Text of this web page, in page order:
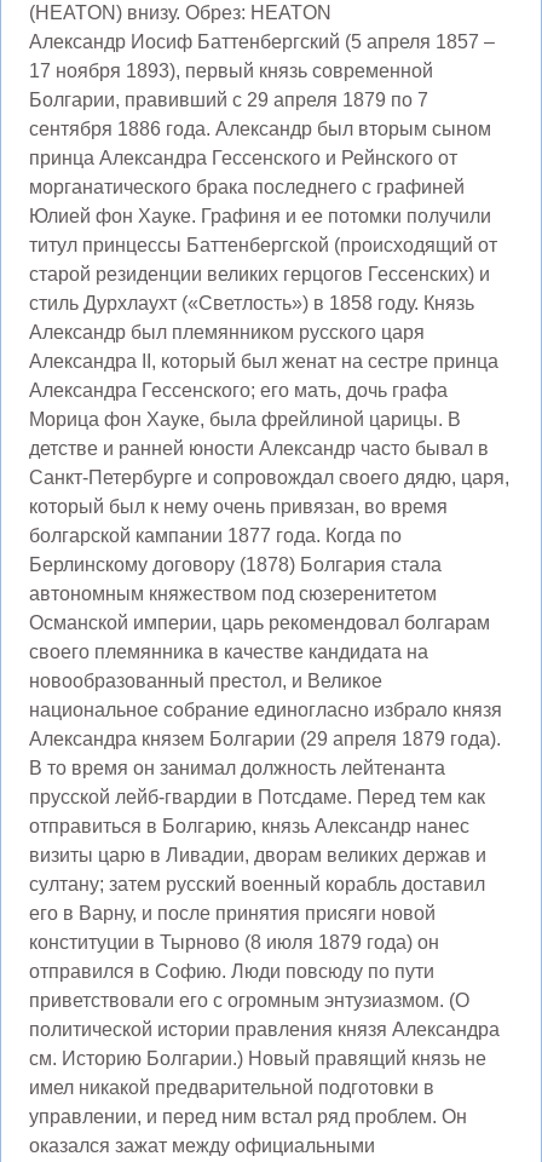
(HEATON) внизу. Обрез: HEATON
Александр Иосиф Баттенбергский (5 апреля 1857 –
17 ноября 1893), первый князь современной
Болгарии, правивший с 29 апреля 1879 по 7
сентября 1886 года. Александр был вторым сыном
принца Александра Гессенского и Рейнского от
морганатического брака последнего с графиней
Юлией фон Хауке. Графиня и ее потомки получили
титул принцессы Баттенбергской (происходящий от
старой резиденции великих герцогов Гессенских) и
стиль Дурхлаухт («Светлость») в 1858 году. Князь
Александр был племянником русского царя
Александра II, который был женат на сестре принца
Александра Гессенского; его мать, дочь графа
Морица фон Хауке, была фрейлиной царицы. В
детстве и ранней юности Александр часто бывал в
Санкт-Петербурге и сопровождал своего дядю, царя,
который был к нему очень привязан, во время
болгарской кампании 1877 года. Когда по
Берлинскому договору (1878) Болгария стала
автономным княжеством под сюзеренитетом
Османской империи, царь рекомендовал болгарам
своего племянника в качестве кандидата на
новообразованный престол, и Великое
национальное собрание единогласно избрало князя
Александра князем Болгарии (29 апреля 1879 года).
В то время он занимал должность лейтенанта
прусской лейб-гвардии в Потсдаме. Перед тем как
отправиться в Болгарию, князь Александр нанес
визиты царю в Ливадии, дворам великих держав и
султану; затем русский военный корабль доставил
его в Варну, и после принятия присяги новой
конституции в Тырново (8 июля 1879 года) он
отправился в Софию. Люди повсюду по пути
приветствовали его с огромным энтузиазмом. (О
политической истории правления князя Александра
см. Историю Болгарии.) Новый правящий князь не
имел никакой предварительной подготовки в
управлении, и перед ним встал ряд проблем. Он
оказался зажат между официальными